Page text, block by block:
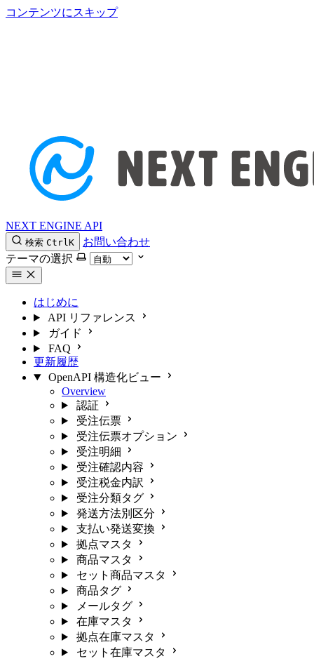
コンテンツにスキップ
NEXT ENGINE API
検索 CtrlK
お問い合わせ
テーマの選択
はじめに
API リファレンス
ガイド
FAQ
更新履歴
OpenAPI 構造化ビュー
Overview
認証
受注伝票
受注伝票オプション
受注明細
受注確認内容
受注税金内訳
受注分類タグ
発送方法別区分
支払い発送変換
拠点マスタ
商品マスタ
セット商品マスタ
商品タグ
メールタグ
在庫マスタ
拠点在庫マスタ
セット在庫マスタ